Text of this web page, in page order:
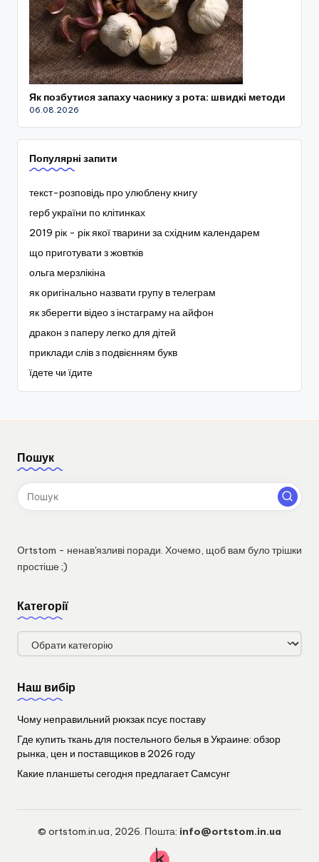
Як позбутися запаху часнику з рота: швидкі методи
06.08.2026
Популярні запити
текст-розповідь про улюблену книгу
герб україни по клітинках
2019 рік - рік якої тварини за східним календарем
що приготувати з жовтків
ольга мерзлікіна
як оригінально назвати групу в телеграм
як зберегти відео з інстаграму на айфон
дракон з паперу легко для дітей
приклади слів з подвієнням букв
їдете чи їдите
Пошук
Ortstom - ненав'язливі поради. Хочемо, щоб вам було трішки
простіше ;)
Категорії
Категорії
Наш вибір
Чому неправильний рюкзак псує поставу
Где купить ткань для постельного белья в Украине: обзор
рынка, цен и поставщиков в 2026 году
Какие планшеты сегодня предлагает Самсунг
© ortstom.in.ua, 2026. Пошта: info@ortstom.in.ua